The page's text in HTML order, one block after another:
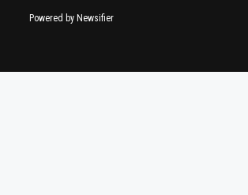
Powered by Newsifier